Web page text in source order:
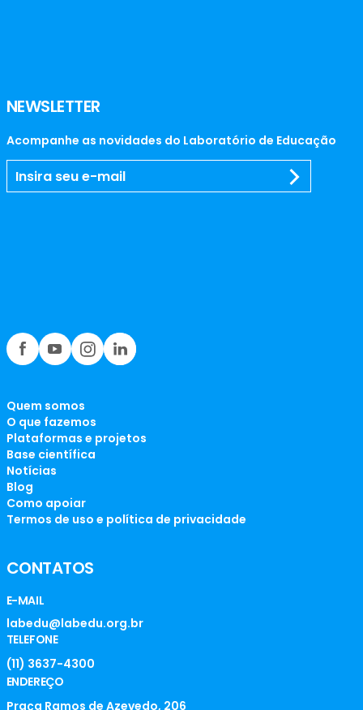
NEWSLETTER
Acompanhe as novidades do Laboratório de Educação
Quem somos
O que fazemos
Plataformas e projetos
Base científica
Notícias
Blog
Como apoiar
Termos de uso e política de privacidade
CONTATOS
E-MAIL
labedu@labedu.org.br
TELEFONE
(11) 3637-4300
ENDEREÇO
Praça Ramos de Azevedo, 206